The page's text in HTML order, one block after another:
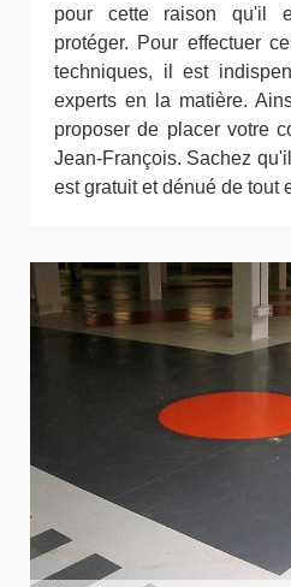
pour cette raison qu'il
protéger. Pour effectuer
techniques, il est
experts en la matière.
proposer de placer votre
Jean-François. Sachez
est gratuit et dénué de tout